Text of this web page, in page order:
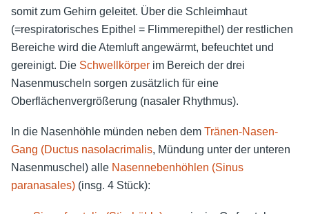
somit zum Gehirn geleitet. Über die Schleimhaut
(=respiratorisches Epithel = Flimmerepithel) der restlichen
Bereiche wird die Atemluft angewärmt, befeuchtet und
gereinigt. Die Schwellkörper im Bereich der drei
Nasenmuscheln sorgen zusätzlich für eine
Oberflächenvergrößerung (nasaler Rhythmus).
In die Nasenhöhle münden neben dem Tränen-Nasen-
Gang (Ductus nasolacrimalis, Mündung unter der unteren
Nasenmuschel) alle Nasennebenhöhlen (Sinus
paranasales) (insg. 4 Stück):